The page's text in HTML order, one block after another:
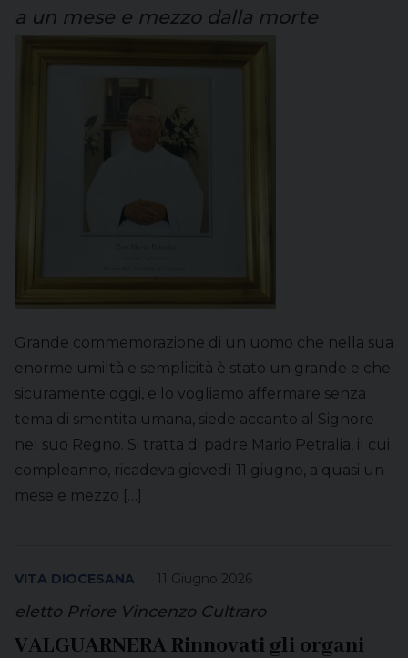
a un mese e mezzo dalla morte
Grande commemorazione di un uomo che nella sua
enorme umiltà e semplicità è stato un grande e che
sicuramente oggi, e lo vogliamo affermare senza
tema di smentita umana, siede accanto al Signore
nel suo Regno. Si tratta di padre Mario Petralia, il cui
compleanno, ricadeva giovedì 11 giugno, a quasi un
mese e mezzo […]
11 Giugno 2026
VITA DIOCESANA
eletto Priore Vincenzo Cultraro
VALGUARNERA Rinnovati gli organi